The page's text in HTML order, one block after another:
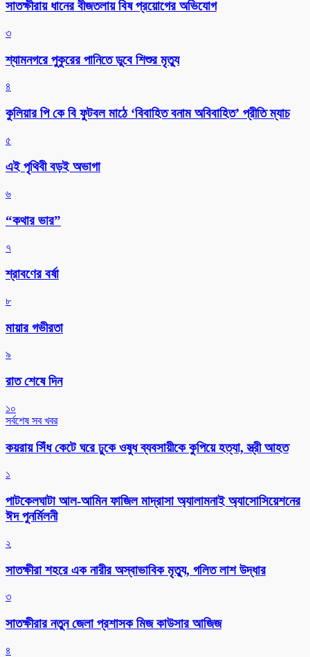
সাতক্ষীরায় ধানের বীজতলায় বিষ প্রয়োগের অভিযোগ
৩
শ্যামনগরে পুকুরের পানিতে ডুবে শিশুর মৃত্যু
৪
কুলিয়ার পি কে বি ফুটবল মাঠে ‘বিবাহিত বনাম অবিবাহিত’ প্রীতি ম্যাচ
৫
এই পৃথিবী বড়ই অভাগা
৬
“কথার ভার”
৭
শ্রাবণের বর্ষা
৮
মায়ার গভীরতা
৯
রাত শেষে দিন
১০
সর্বশেষ সব খবর
কয়রায় সিঁধ কেটে ঘরে ঢুকে ওষুধ ব্যবসায়ীকে কুপিয়ে হত্যা, স্ত্রী আহত
১
পাটকেলঘাটা আল-আমিন ফাজিল মাদ্রাসা অ্যালামনাই অ্যাসোসিয়েশনের
ঈদ পুনর্মিলনী
২
সাতক্ষীরা শহরে এক নারীর অস্বাভাবিক মৃত্যু, গলিত লাশ উদ্ধার
৩
সাতক্ষীরার নতুন জেলা প্রশাসক মিজ কাউসার আজিজ
৪